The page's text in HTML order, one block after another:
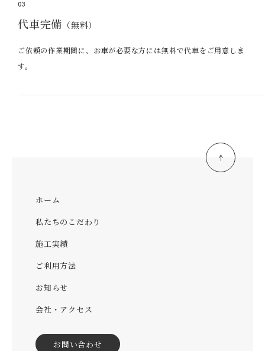
03
代車完備 （無料）
ご依頼の作業期間に、お車が必要な方には無料で代車をご用意しま
す。
ホーム
私たちのこだわり
施工実績
ご利用方法
お知らせ
会社・アクセス
お問い合わせ